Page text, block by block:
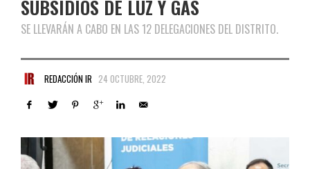
SUBSIDIOS DE LUZ Y GAS
SE LLEVARÁN A CABO EN LAS 12 DELEGACIONES DEL DISTRITO.
REDACCIÓN IR 24 OCTUBRE, 2022